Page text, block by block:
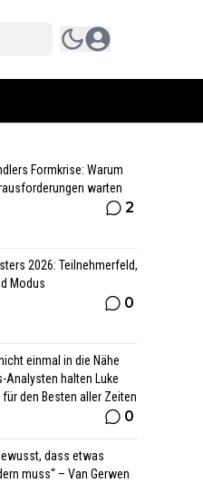
Formkrise: Warum
warten
2
2026: Teilnehmerfeld,
Modus
0
einmal in die Nähe
Analysten halten Luke
den Besten aller Zeiten
0
dass etwas
muss“ – Van Gerwen